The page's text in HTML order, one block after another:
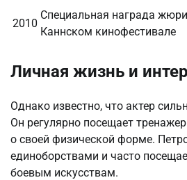
2010
Специальная награда
Каннском кинофестивале
Личная жизнь и
Однако известно, что актер
Он регулярно посещает
о своей физической форме.
единоборствами и часто
боевым искусствам.